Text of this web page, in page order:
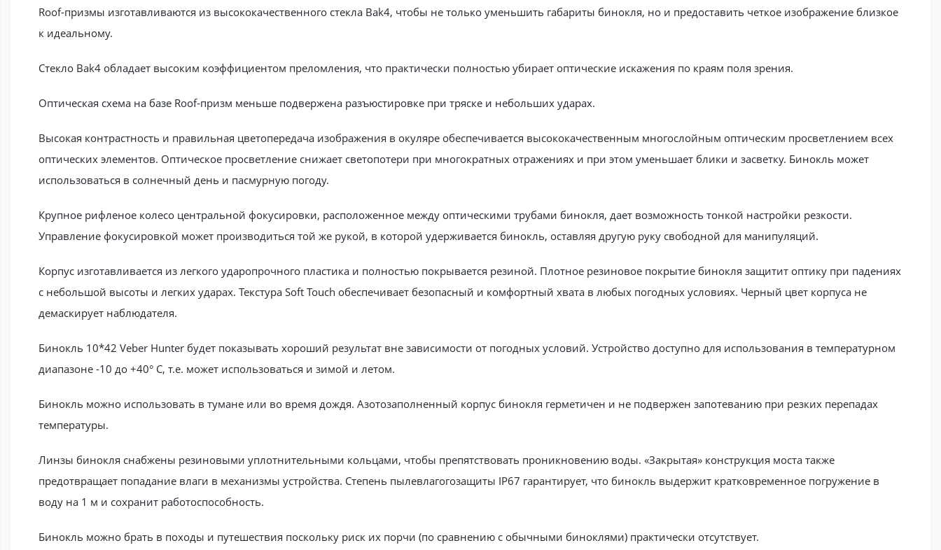
Roof-призмы изготавливаются из высококачественного стекла Bak4, чтобы не только уменьшить габариты бинокля, но и предоставить четкое изображение близкое
к идеальному.
Стекло Bak4 обладает высоким коэффициентом преломления, что практически полностью убирает оптические искажения по краям поля зрения.
Оптическая схема на базе Roof-призм меньше подвержена разъюстировке при тряске и небольших ударах.
Высокая контрастность и правильная цветопередача изображения в окуляре обеспечивается высококачественным многослойным оптическим просветлением всех
оптических элементов. Оптическое просветление снижает светопотери при многократных отражениях и при этом уменьшает блики и засветку. Бинокль может
использоваться в солнечный день и пасмурную погоду.
Крупное рифленое колесо центральной фокусировки, расположенное между оптическими трубами бинокля, дает возможность тонкой настройки резкости.
Управление фокусировкой может производиться той же рукой, в которой удерживается бинокль, оставляя другую руку свободной для манипуляций.
Корпус изготавливается из легкого ударопрочного пластика и полностью покрывается резиной. Плотное резиновое покрытие бинокля защитит оптику при падениях
с небольшой высоты и легких ударах. Текстура Soft Touch обеспечивает безопасный и комфортный хвата в любых погодных условиях. Черный цвет корпуса не
демаскирует наблюдателя.
Бинокль 10*42 Veber Hunter будет показывать хороший результат вне зависимости от погодных условий. Устройство доступно для использования в температурном
диапазоне -10 до +40° C, т.е. может использоваться и зимой и летом.
Бинокль можно использовать в тумане или во время дождя. Азотозаполненный корпус бинокля герметичен и не подвержен запотеванию при резких перепадах
температуры.
Линзы бинокля снабжены резиновыми уплотнительными кольцами, чтобы препятствовать проникновению воды. «Закрытая» конструкция моста также
предотвращает попадание влаги в механизмы устройства. Степень пылевлагогозащиты IP67 гарантирует, что бинокль выдержит кратковременное погружение в
воду на 1 м и сохранит работоспособность.
Бинокль можно брать в походы и путешествия поскольку риск их порчи (по сравнению с обычными биноклями) практически отсутствует.